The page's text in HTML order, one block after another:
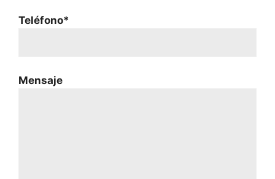
Teléfono*
Mensaje